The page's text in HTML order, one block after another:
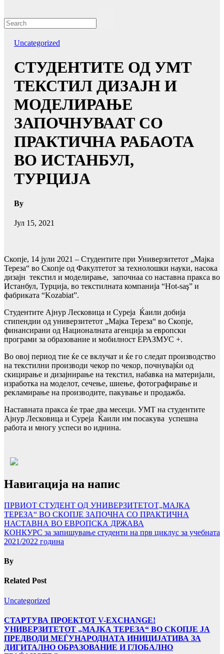
Uncategorized
СТУДЕНТИТЕ ОД УМТ
ТЕКСТИЛ ДИЗАЈН И
МОДЕЛИРАЊЕ
ЗАПОЧНУВААТ СО
ПРАКТИЧНА РАБАОТА
ВО ИСТАНБУЛ,
ТУРЦИЈА
By
Јул 15, 2021
Скопје, 14 јули 2021 – Студентите при Универзитетот „Мајка
Тереза“ во Скопје од Факултетот за технолошки науки, насока
дизајн текстил и моделирање, започнаа со наставна пракса во
Истанбул, Турција, во текстилната компанија “Hot-saş” и
фабриката “Kozabiat”.
Студентите Ајнур Лесковица и Суреја Ќаили добија
стипендии од универзитетот „Мајка Тереза“ во Скопје,
финансирани од Националната агенција за европски
програми за образование и мобилност ЕРАЗМУС +.
Во овој период тие ќе се вклучат и ќе го следат производство
на текстилни производи чекор по чекор, почнувајќи од
скицирање и дизајнирање на текстил, набавка на материјали,
изработка на моделот, сечење, шиење, фотографирање и
рекламирање на производите, пакување и продажба.
Наставната пракса ќе трае два месеци. УМТ на студентите
Ајнур Лесковица и Суреја Ќаили им посакува успешна
работа и многу успеси во иднина.
Навигација на напис
ПРВИОТ СТУДЕНТ ОД УНИВЕРЗИТЕТОТ„МАЈКА
ТЕРЕЗА“ ВО СКОПЈЕ ЗАПОЧНА СО ПРАКТИЧНА
НАСТАВНА ВО ЕВРОПСКА ДРЖАВА
КОНКУРС за запишување студенти на прв циклус за учебната
2021/2022 година
By
Related Post
Uncategorized
СТАРТУВА ПРОЕКТОТ V-EXCHANGE!
УНИВЕРЗИТЕТОТ „МАЈКА ТЕРЕЗА“ ВО СКОПЈЕ ЈА
ПРЕДВОДИ МЕЃУНАРОДНАТА ИНИЦИЈАТИВА ЗА
ДИГИТАЛНО ОБРАЗОВАНИЕ И ГЛОБАЛНО